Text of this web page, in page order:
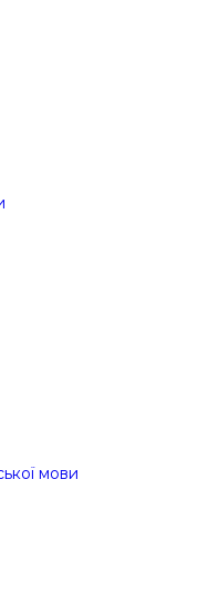
мови